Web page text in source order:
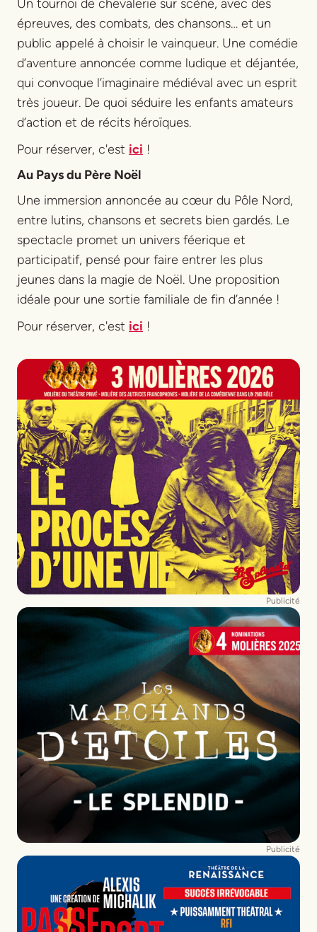
Publicité
Publicité
Un tournoi de chevalerie sur scène, avec des
épreuves, des combats, des chansons… et un
public appelé à choisir le vainqueur. Une comédie
d’aventure annoncée comme ludique et déjantée,
qui convoque l’imaginaire médiéval avec un esprit
très joueur. De quoi séduire les enfants amateurs
d’action et de récits héroïques.
Pour réserver, c'est ici !
Au Pays du Père Noël
Une immersion annoncée au cœur du Pôle Nord,
entre lutins, chansons et secrets bien gardés. Le
spectacle promet un univers féerique et
participatif, pensé pour faire entrer les plus
jeunes dans la magie de Noël. Une proposition
idéale pour une sortie familiale de fin d’année !
Pour réserver, c'est ici !